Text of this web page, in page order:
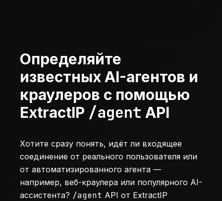
Определяйте
известных AI-агентов и
краулеров с помощью
ExtractIP /agent API
Хотите сразу понять, идёт ли входящее
соединение от реального пользователя или
от автоматизированного агента —
например, веб-краулера или популярного AI-
ассистента? /agent API от ExtractIP